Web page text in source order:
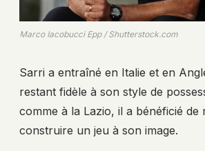
Marco Iacobucci Epp / Shutterstock.com
Sarri a entraîné en Italie et en
restant fidèle à son style de
comme à la Lazio, il a bénéficié
construire un jeu à son image.